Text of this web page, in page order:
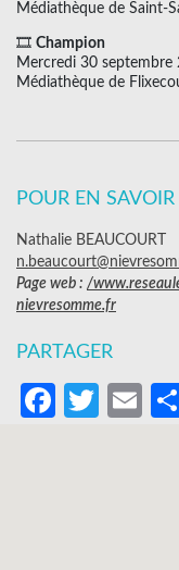
Médiathèque de Saint-
🎞 Champion
Mercredi 30
Médiathèque de
POUR EN SAVOIR
Nathalie BEAUCOURT
Page web : /
nievresomme.fr
PARTAGER